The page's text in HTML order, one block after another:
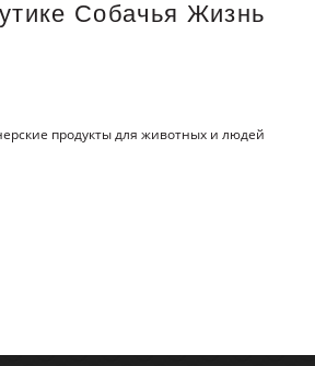
Собачья Жизнь
продукты для животных и людей